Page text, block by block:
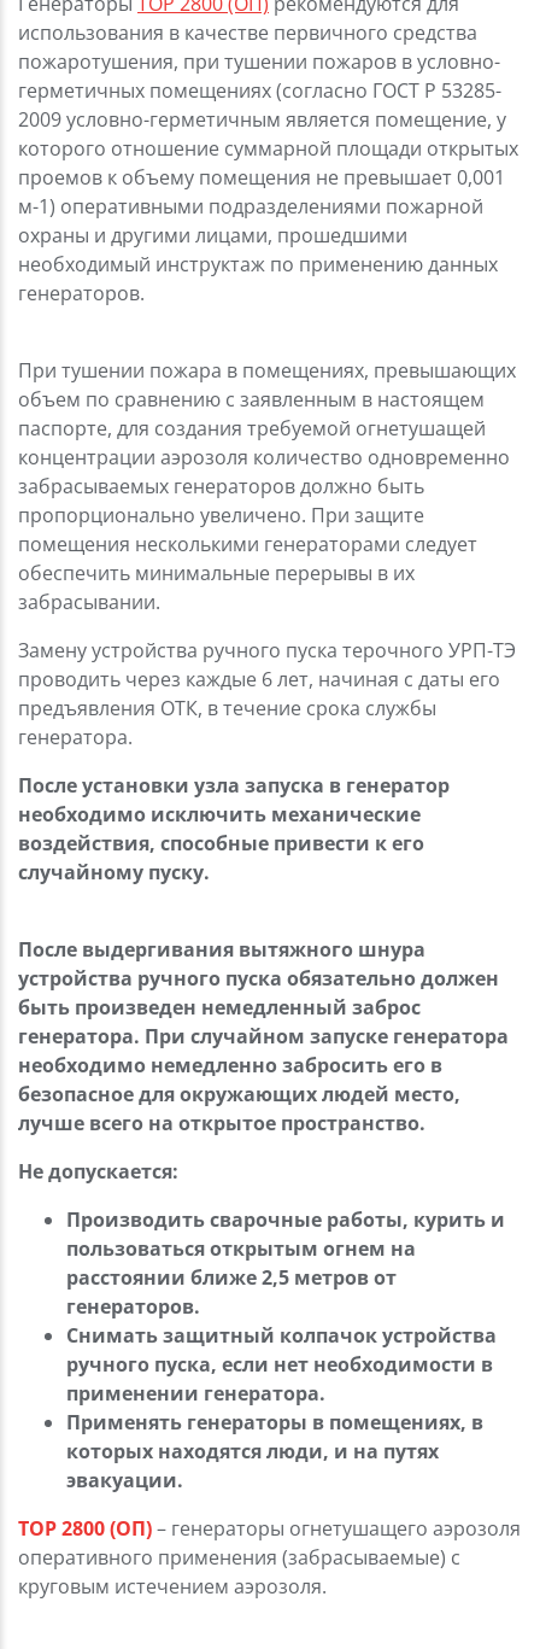
использования в качестве первичного средства
пожаротушения, при тушении пожаров в условно-
герметичных помещениях (согласно ГОСТ Р 53285-
2009 условно-герметичным является помещение, у
которого отношение суммарной площади открытых
проемов к объему помещения не превышает 0,001
м-1) оперативными подразделениями пожарной
охраны и другими лицами, прошедшими
необходимый инструктаж по применению данных
генераторов.
При тушении пожара в помещениях, превышающих
объем по сравнению с заявленным в настоящем
паспорте, для создания требуемой огнетушащей
концентрации аэрозоля количество одновременно
забрасываемых генераторов должно быть
пропорционально увеличено. При защите
помещения несколькими генераторами следует
обеспечить минимальные перерывы в их
забрасывании.
Замену устройства ручного пуска терочного УРП-ТЭ
проводить через каждые 6 лет, начиная с даты его
предъявления ОТК, в течение срока службы
генератора.
После установки узла запуска в генератор
необходимо исключить механические
воздействия, способные привести к его
случайному пуску.
После выдергивания вытяжного шнура
устройства ручного пуска обязательно должен
быть произведен немедленный заброс
генератора. При случайном запуске генератора
необходимо немедленно забросить его в
безопасное для окружающих людей место,
лучше всего на открытое пространство.
Не допускается:
Производить сварочные работы, курить и
пользоваться открытым огнем на
расстоянии ближе 2,5 метров от
генераторов.
Снимать защитный колпачок устройства
ручного пуска, если нет необходимости в
применении генератора.
Применять генераторы в помещениях, в
которых находятся люди, и на путях
эвакуации.
ТОР 2800 (ОП)– генераторы огнетушащего аэрозоля
оперативного применения (забрасываемые) с
круговым истечением аэрозоля.